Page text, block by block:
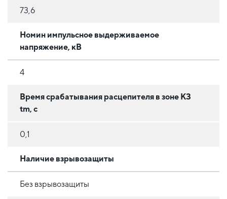
73,6
Номин импульсное выдерживаемое
напряжение, кВ
4
Время срабатывания расцепителя в зоне КЗ
tm, с
0,1
Наличие взрывозащиты
Без взрывозащиты